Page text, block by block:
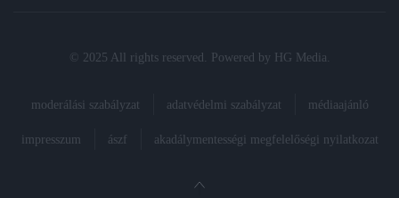
© 2025 All rights reserved. Powered by HG Media
moderálási szabályzat adatvédelmi szabályzat médiaajánló
impresszum ászf akadálymentességi megfelelőségi nyilatkozat